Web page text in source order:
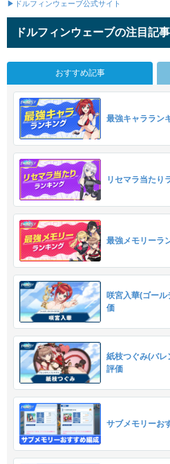
▶ドルフィンウェーブ公式サイト
ドルフィンウェーブの注目記事
おすすめ記事
最強キャララン
リセマラ当たり
最強メモリーラ
咲宮入華(ゴー
価
紙枝つぐみ(バレ
評価
サブメモリーお